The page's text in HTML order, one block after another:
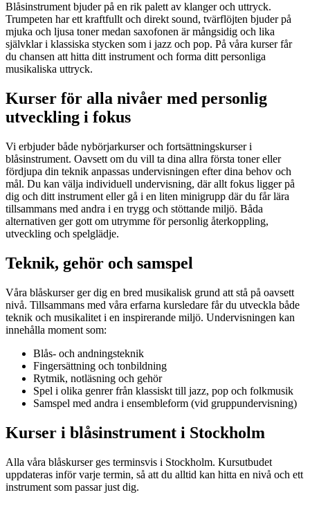
Blåsinstrument bjuder på en rik palett av klanger och uttryck.
Trumpeten har ett kraftfullt och direkt sound, tvärflöjten bjuder på
mjuka och ljusa toner medan saxofonen är mångsidig och lika
självklar i klassiska stycken som i jazz och pop. På våra kurser får
du chansen att hitta ditt instrument och forma ditt personliga
musikaliska uttryck.
Kurser för alla nivåer med personlig
utveckling i fokus
Vi erbjuder både nybörjarkurser och fortsättningskurser i
blåsinstrument. Oavsett om du vill ta dina allra första toner eller
fördjupa din teknik anpassas undervisningen efter dina behov och
mål. Du kan välja individuell undervisning, där allt fokus ligger på
dig och ditt instrument eller gå i en liten minigrupp där du får lära
tillsammans med andra i en trygg och stöttande miljö. Båda
alternativen ger gott om utrymme för personlig återkoppling,
utveckling och spelglädje.
Teknik, gehör och samspel
Våra blåskurser ger dig en bred musikalisk grund att stå på oavsett
nivå. Tillsammans med våra erfarna kursledare får du utveckla både
teknik och musikalitet i en inspirerande miljö. Undervisningen kan
innehålla moment som:
Blås- och andningsteknik
Fingersättning och tonbildning
Rytmik, notläsning och gehör
Spel i olika genrer från klassiskt till jazz, pop och folkmusik
Samspel med andra i ensembleform (vid gruppundervisning)
Kurser i blåsinstrument i Stockholm
Alla våra blåskurser ges terminsvis i Stockholm. Kursutbudet
uppdateras inför varje termin, så att du alltid kan hitta en nivå och ett
instrument som passar just dig.